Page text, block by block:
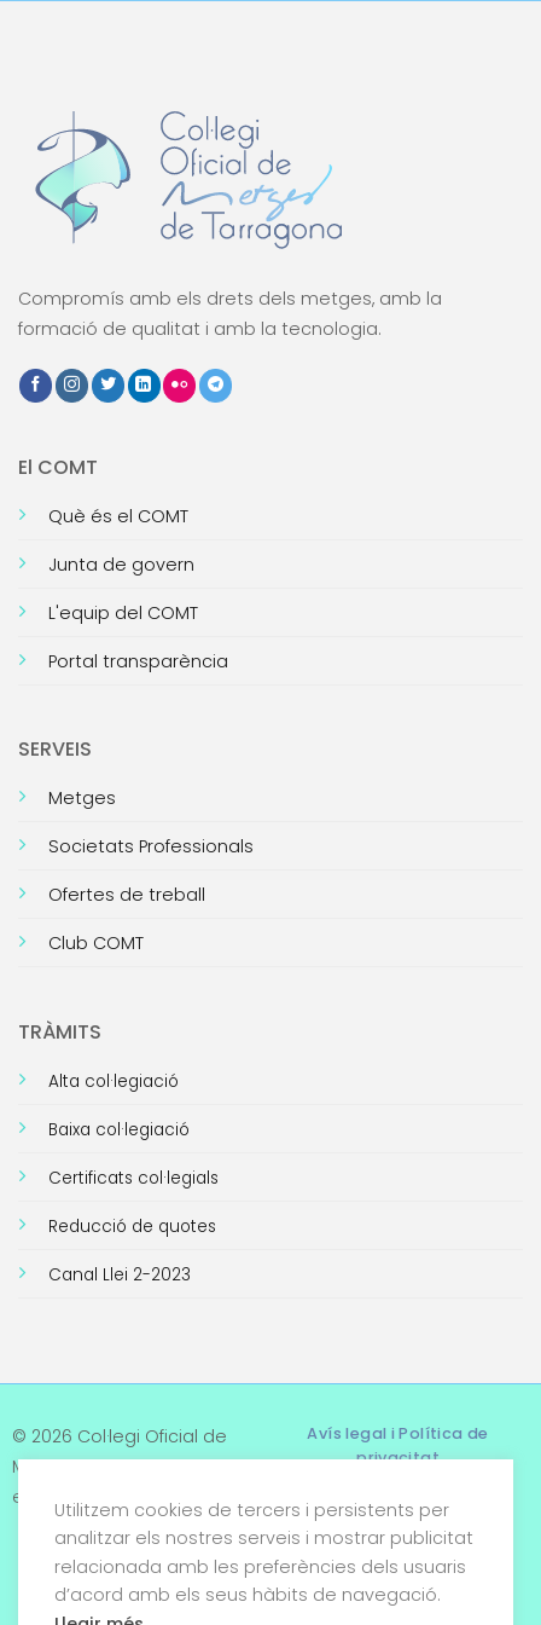
Compromís amb els drets dels metges, amb la
formació de qualitat i amb la tecnologia.
El COMT
Què és el COMT
Junta de govern
L'equip del COMT
Portal transparència
SERVEIS
Metges
Societats Professionals
Ofertes de treball
Club COMT
TRÀMITS
Alta col·legiació
Baixa col·legiació
Certificats col·legials
Reducció de quotes
Canal Llei 2-2023
© 2026 Col·legi Oficial de
Metges de Tarragona. Tots
els drets reservats
Avís legal i Política de
privacitat
Termes i condicions
Política de cookies
Utilitzem cookies de tercers i persistents per
analitzar els nostres serveis i mostrar publicitat
relacionada amb les preferències dels usuaris
d’acord amb els seus hàbits de navegació.